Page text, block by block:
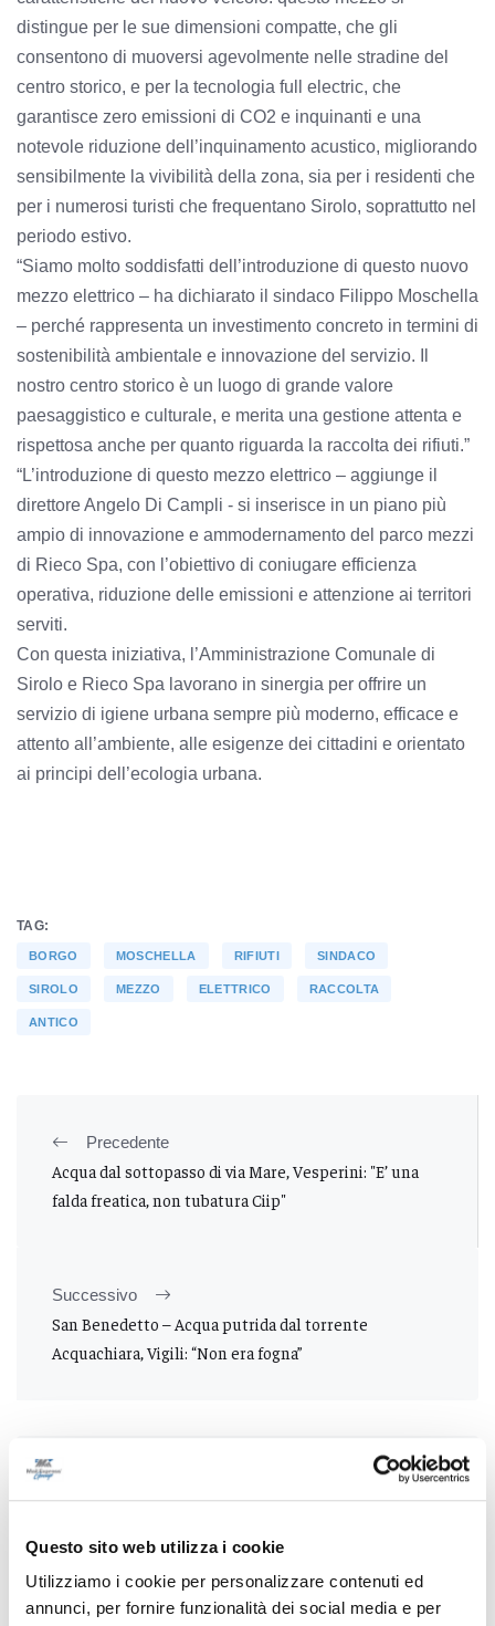
Questo sito web utilizza i cookie
Utilizziamo i cookie per personalizzare contenuti ed
annunci, per fornire funzionalità dei social media e per
distingue per le sue dimensioni compatte, che gli
consentono di muoversi agevolmente nelle stradine del
centro storico, e per la tecnologia full electric, che
garantisce zero emissioni di CO2 e inquinanti e una
notevole riduzione dell’inquinamento acustico, migliorando
sensibilmente la vivibilità della zona, sia per i residenti che
per i numerosi turisti che frequentano Sirolo, soprattutto nel
periodo estivo.
“Siamo molto soddisfatti dell’introduzione di questo nuovo
mezzo elettrico – ha dichiarato il sindaco Filippo Moschella
– perché rappresenta un investimento concreto in termini di
sostenibilità ambientale e innovazione del servizio. Il
nostro centro storico è un luogo di grande valore
paesaggistico e culturale, e merita una gestione attenta e
rispettosa anche per quanto riguarda la raccolta dei rifiuti.”
“L’introduzione di questo mezzo elettrico – aggiunge il
direttore Angelo Di Campli - si inserisce in un piano più
ampio di innovazione e ammodernamento del parco mezzi
di Rieco Spa, con l’obiettivo di coniugare efficienza
operativa, riduzione delle emissioni e attenzione ai territori
serviti.
Con questa iniziativa, l’Amministrazione Comunale di
Sirolo e Rieco Spa lavorano in sinergia per offrire un
servizio di igiene urbana sempre più moderno, efficace e
attento all’ambiente, alle esigenze dei cittadini e orientato
ai principi dell’ecologia urbana.
TAG:
BORGO MOSCHELLA RIFIUTI SINDACO
SIROLO MEZZO ELETTRICO RACCOLTA
ANTICO
Precedente
Acqua dal sottopasso di via Mare, Vesperini: "E’ una
falda freatica, non tubatura Ciip"
Successivo
San Benedetto – Acqua putrida dal torrente
Acquachiara, Vigili: “Non era fogna”